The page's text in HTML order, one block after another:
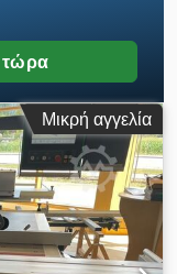
τώρα
Μικρή αγγελία